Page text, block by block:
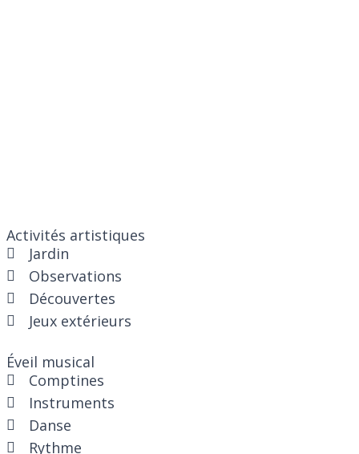
Activités artistiques
Jardin
Observations
Découvertes
Jeux extérieurs
Éveil musical
Comptines
Instruments
Danse
Rythme